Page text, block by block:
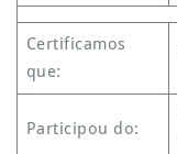
Certificamos
que:
Participou do: